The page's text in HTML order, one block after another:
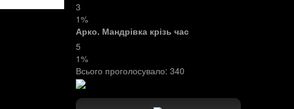
3
1%
Арко. Мандрівка крізь час
5
1%
Всього проголосувало: 340